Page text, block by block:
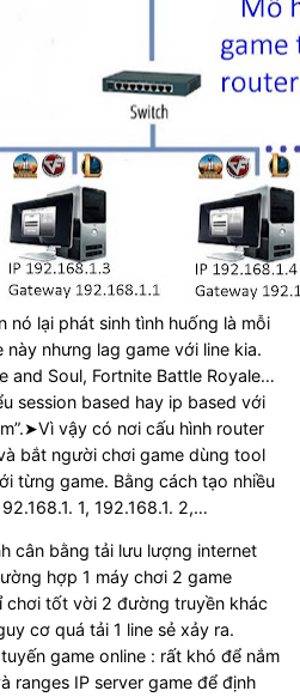
nó lại phát sinh tình huống là mỗi
nhưng lag game với line kia.
and Soul, Fortnite Battle Royale…
session based hay ip based với
vậy có nơi cấu hình router
bắt người chơi game dùng tool
từng game. Bằng cách tạo nhiều
1, 192.168.1. 2,…
cân bằng tải lưu lượng internet
hợp 1 máy chơi 2 game
chơi tốt vời 2 đường truyền khác
cơ quá tải 1 line sẻ xảy ra.
game online : rất khó để nắm
ranges IP server game để định